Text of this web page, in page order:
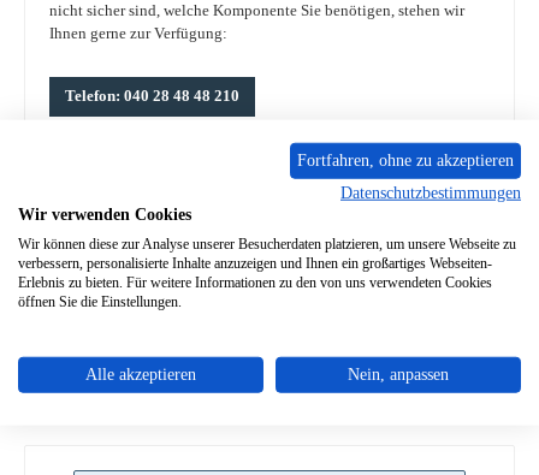
nicht sicher sind, welche Komponente Sie benötigen, stehen wir
Ihnen gerne zur Verfügung:
Telefon: 040 28 48 48 210
Wählen Sie das gesuchte Ersatzteil aus der Liste:
Fortfahren, ohne zu akzeptieren
Datenschutzbestimmungen
Wir verwenden Cookies
Wir können diese zur Analyse unserer Besucherdaten platzieren, um unsere Webseite zu
verbessern, personalisierte Inhalte anzuzeigen und Ihnen ein großartiges Webseiten-
Erlebnis zu bieten. Für weitere Informationen zu den von uns verwendeten Cookies
öffnen Sie die Einstellungen.
Alle akzeptieren Nein, anpassen